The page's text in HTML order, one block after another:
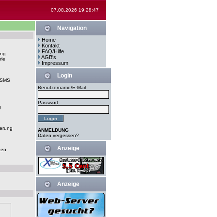
07.08.2026 19:28:47
Navigation
Home
Kontakt
FAQ/Hilfe
AGB's
Impressum
Login
Benutzername/E-Mail
Passwort
ANMELDUNG
Daten vergessen?
Anzeige
Anzeige